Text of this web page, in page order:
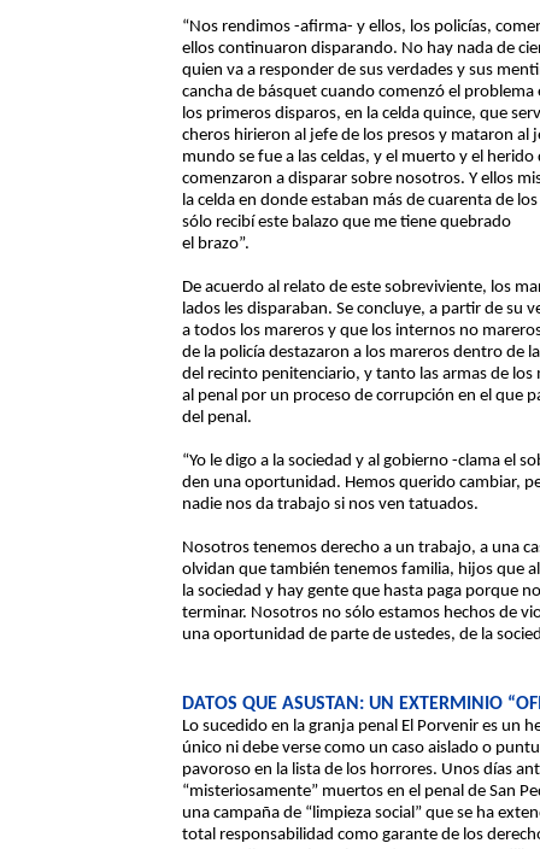
“Nos rendimos -afirma- y ellos, los policías,
ellos continuaron disparando. No hay nada de
quien va a responder de sus verdades y sus
cancha de básquet cuando comenzó el
los primeros disparos, en la celda quince, que
cheros hirieron al jefe de los presos y mataron al
mundo se fue a las celdas, y el muerto y el
comenzaron a disparar sobre nosotros. Y ellos
la celda en donde estaban más de cuarenta de
sólo recibí este balazo que me tiene quebrado
el brazo”.
De acuerdo al relato de este sobreviviente, los
lados les disparaban. Se concluye, a partir de su
a todos los mareros y que los internos no
de la policía destazaron a los mareros dentro de
del recinto penitenciario, y tanto las armas de
al penal por un proceso de corrupción en el que
del penal.
“Yo le digo a la sociedad y al gobierno -clama el
den una oportunidad. Hemos querido cambiar,
nadie nos da trabajo si nos ven tatuados.
Nosotros tenemos derecho a un trabajo, a una
olvidan que también tenemos familia, hijos que
la sociedad y hay gente que hasta paga porque
terminar. Nosotros no sólo estamos hechos de
una oportunidad de parte de ustedes, de la
DATOS QUE ASUSTAN: UN EXTERMINIO
Lo sucedido en la granja penal El Porvenir es un
único ni debe verse como un caso aislado o
pavoroso en la lista de los horrores. Unos días
“misteriosamente” muertos en el penal de San
una campaña de “limpieza social” que se ha
total responsabilidad como garante de los